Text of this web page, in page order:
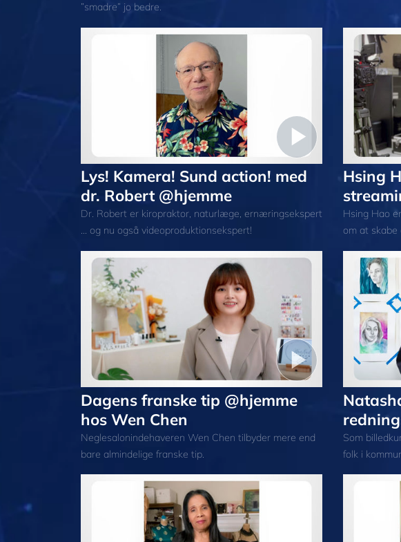
”smadre” jo bedre.
Lys! Kamera! Sund action! med
dr. Robert @hjemme
Dr. Robert er kiropraktor, naturlæge, ernæringsekspert
... og nu også videoproduktionsekspert!
Hsing
Hsing Hao
om at
Dagens franske tip @hjemme
hos Wen Chen
Neglesalonindehaveren Wen Chen tilbyder mere end
bare almindelige franske tip.
Som
folk i